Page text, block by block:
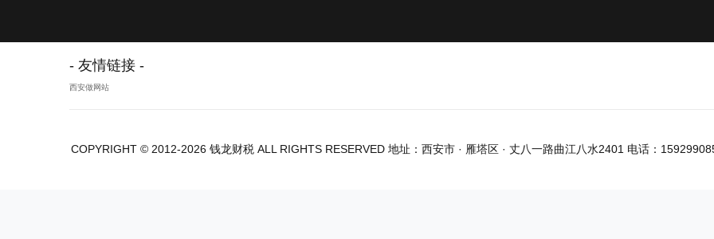
友情链接
西安做网站
COPYRIGHT © 2012-2026 钱龙财税 ALL RIGHTS RESERVED 地址：西安市 · 雁塔区 · 丈八一路曲江八水2401 电话：